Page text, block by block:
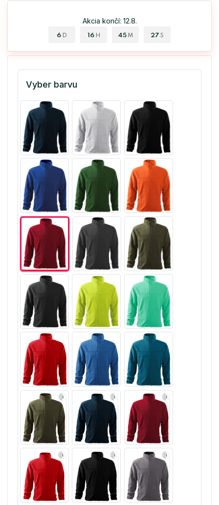
Akcia končí: 12.8.
6 D 16 H 45 M 27 S
Vyber barvu